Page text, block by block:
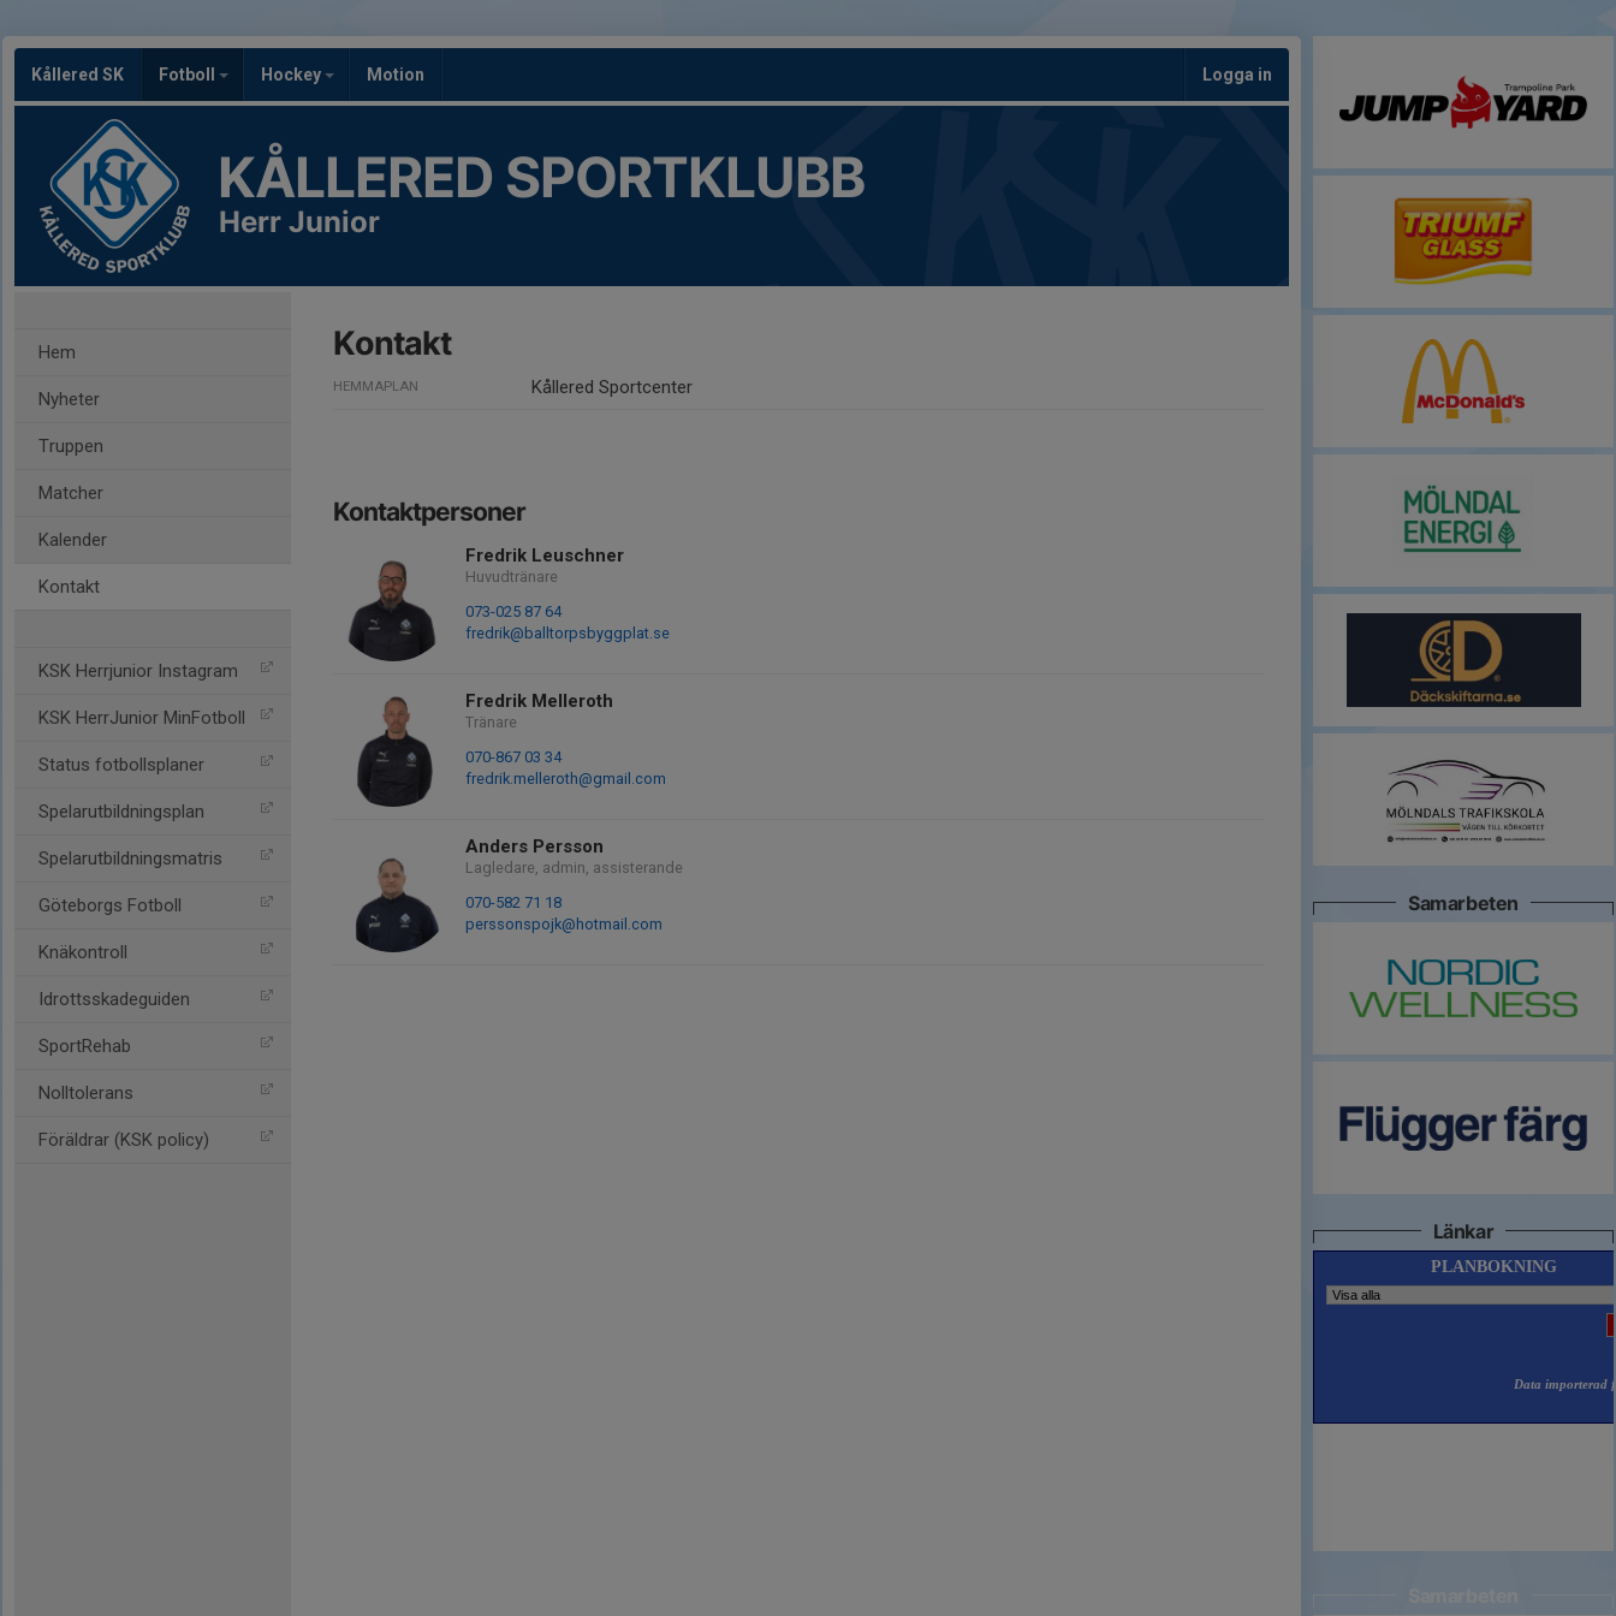
Kållered SK Fotboll Hockey Motion Logga in
KÅLLERED SPORTKLUBB
Herr Junior
Hem
Nyheter
Truppen
Matcher
Kalender
Kontakt
KSK Herrjunior Instagram
KSK HerrJunior MinFotboll
Status fotbollsplaner
Spelarutbildningsplan
Spelarutbildningsmatris
Göteborgs Fotboll
Knäkontroll
Idrottsskadeguiden
SportRehab
Nolltolerans
Föräldrar (KSK policy)
Kontakt
HEMMAPLAN Kållered Sportcenter
Kontaktpersoner
Fredrik Leuschner
Huvudtränare
073-025 87 64
fredrik@balltorpsbyggplat.se
Fredrik Melleroth
Tränare
070-867 03 34
fredrik.melleroth@gmail.com
Anders Persson
Lagledare, admin, assisterande
070-582 71 18
perssonspojk@hotmail.com
Samarbeten
Länkar